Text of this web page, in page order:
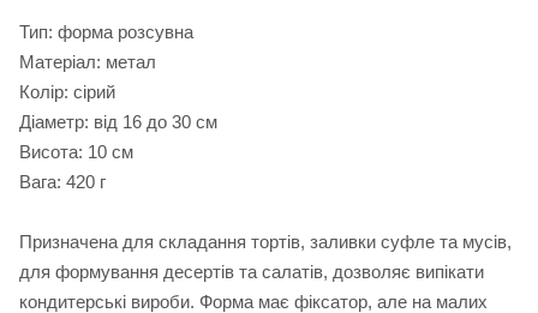
Тип: форма розсувна
Матеріал: метал
Колір: сірий
Діаметр: від 16 до 30 см
Висота: 10 см
Вага: 420 г
Призначена для складання тортів, заливки суфле та мусів,
для формування десертів та салатів, дозволяє випікати
кондитерські вироби. Форма має фіксатор, але на малих